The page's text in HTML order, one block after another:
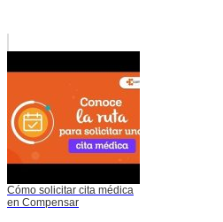
Cómo solicitar cita médica
en Compensar